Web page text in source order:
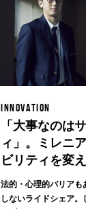
INNOVATION
「大事なのは
ィ」。ミレニ
ビリティを変
法的・心理的バリアも
しないライドシェア